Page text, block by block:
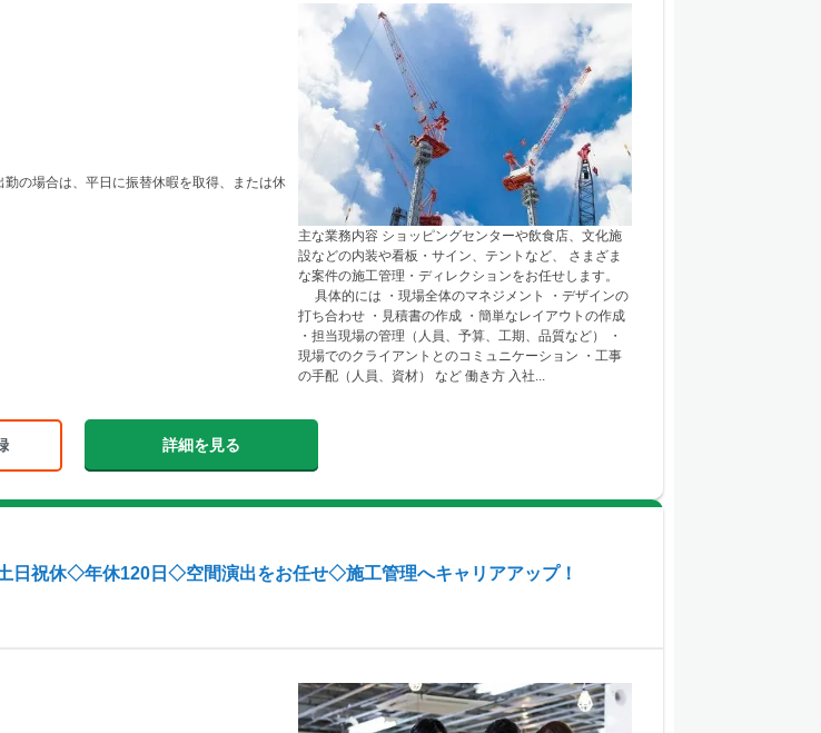
の場合は、平日に振替休暇を取得、または休
主な業務内容 ショッピングセンターや飲食店、文化施
設などの内装や看板・サイン、テントなど、 さまざま
な案件の施工管理・ディレクションをお任せします。
具体的には ・現場全体のマネジメント ・デザインの
打ち合わせ ・見積書の作成 ・簡単なレイアウトの作成
・担当現場の管理（人員、予算、工期、品質など） ・
現場でのクライアントとのコミュニケーション ・工事
の手配（人員、資材） など 働き方 入社...
詳細を見る
日祝休◇年休120日◇空間演出をお任せ◇施工管理へキャリアアップ！